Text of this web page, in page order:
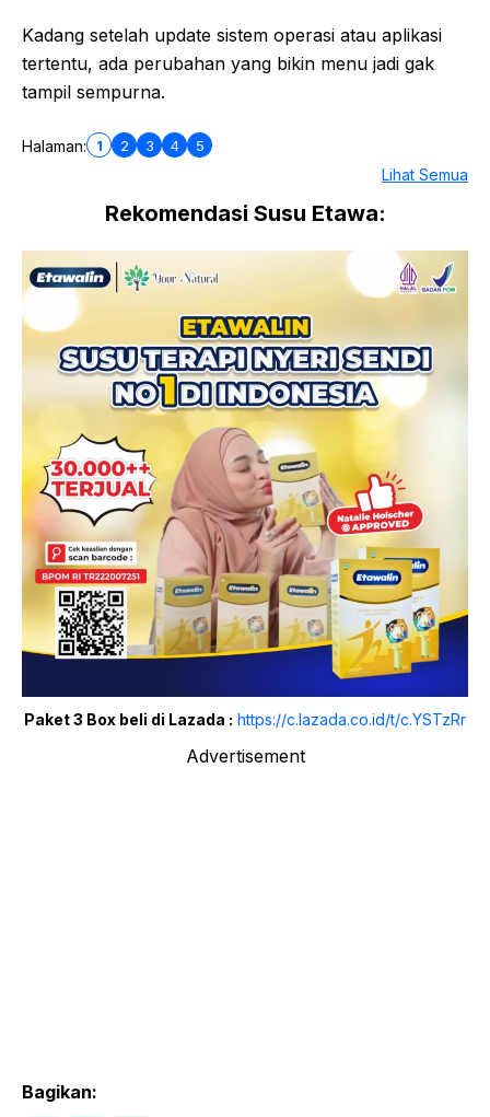
Kadang setelah update sistem operasi atau aplikasi
tertentu, ada perubahan yang bikin menu jadi gak
tampil sempurna.
Halaman: 1 2 3 4 5
Lihat Semua
Rekomendasi Susu Etawa:
Paket 3 Box beli di Lazada : https://c.lazada.co.id/t/c.YSTzRr
Advertisement
Bagikan: